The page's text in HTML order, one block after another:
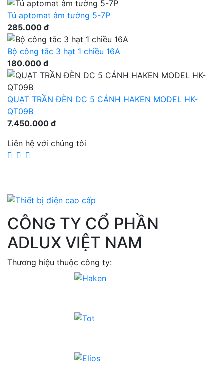
Tủ aptomat âm tường 5-7P
285.000 đ
Bộ công tắc 3 hạt 1 chiều 16A
180.000 đ
QUẠT TRẦN ĐÈN DC 5 CÁNH HAKEN MODEL HK-
QT09B
7.450.000 đ
Liên hệ với chúng tôi
CÔNG TY CỔ PHẦN
ADLUX VIỆT NAM
Thương hiệu thuộc công ty: